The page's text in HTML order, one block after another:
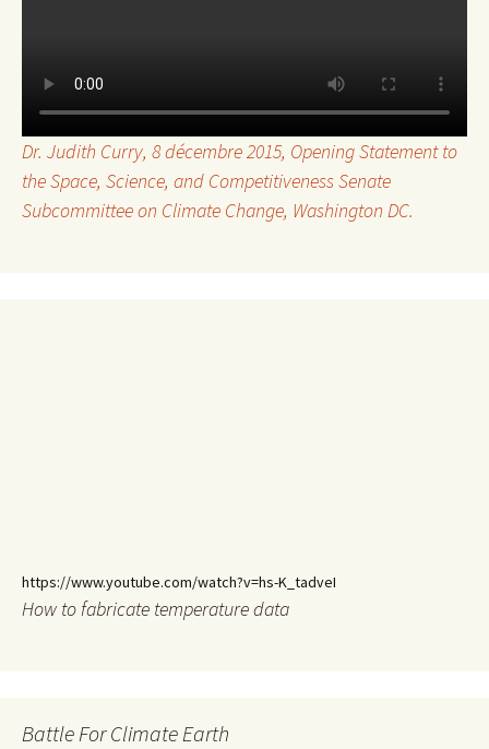
Dr. Judith Curry, 8 décembre 2015, Opening Statement to
the Space, Science, and Competitiveness Senate
Subcommittee on Climate Change, Washington DC.
https://www.youtube.com/watch?v=hs-K_tadveI
How to fabricate temperature data
Battle For Climate Earth